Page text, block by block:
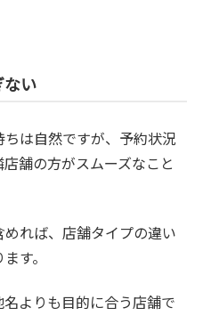
ない
は自然ですが、予約状況
舗の方がスムーズなこと
れば、店舗タイプの違い
す。
よりも目的に合う店舗で